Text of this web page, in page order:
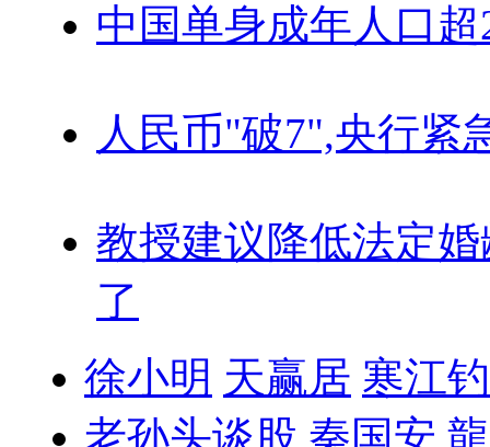
中国单身成年人口超
人民币"破7",央行紧
教授建议降低法定婚
了
徐小明 天赢居 寒江
老孙头谈股 秦国安